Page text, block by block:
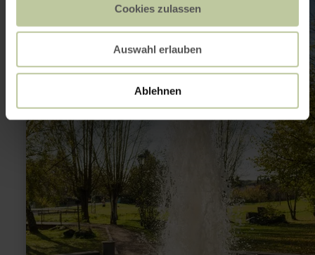
Cookies zulassen
Auswahl erlauben
Ablehnen